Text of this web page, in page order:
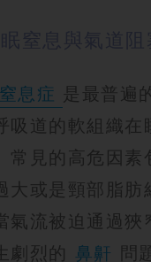
息症 是最普遍
吸道的軟組織在
常見的高危因素
大或是頸部脂肪
氣流被迫通過狹
劇烈的 鼻鼾 問